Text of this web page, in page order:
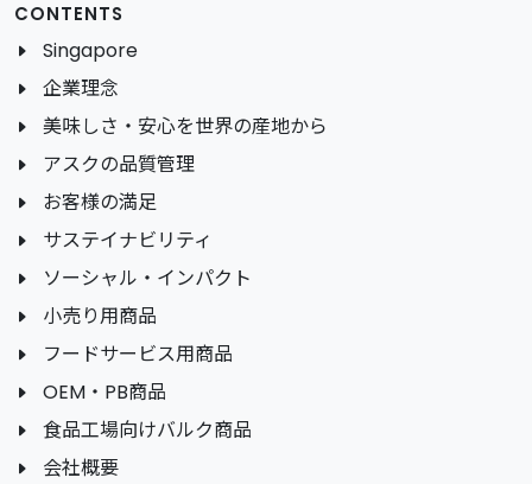
CONTENTS
Singapore
企業理念
美味しさ・安心を世界の産地から
アスクの品質管理
お客様の満足
サステイナビリティ
ソーシャル・インパクト
小売り用商品
フードサービス用商品
OEM・PB商品
食品工場向けバルク商品
会社概要